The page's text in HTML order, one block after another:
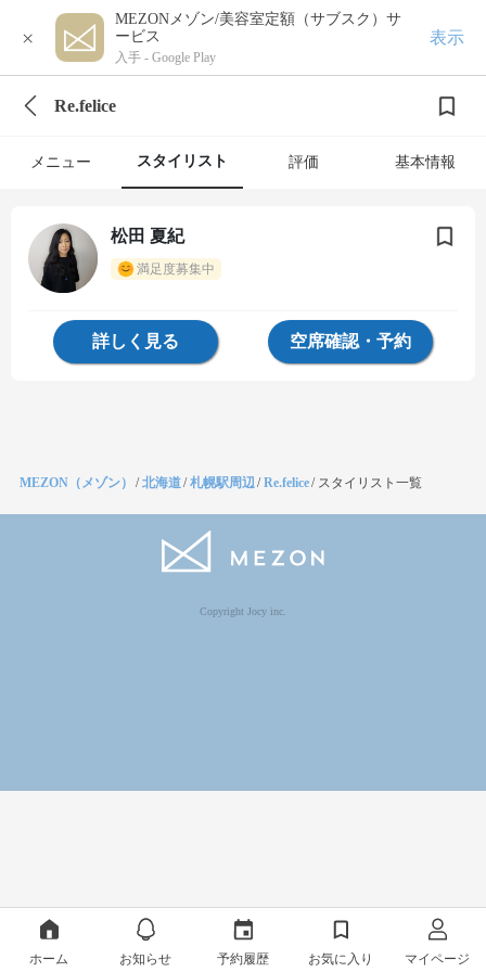
×
MEZONメゾン/美容室定額（サブスク）サ
ービス
入手 - Google Play
表示
Re.felice
メニュー スタイリスト 評価 基本情報
松田 夏紀
満足度募集中
詳しく見る 空席確認・予約
MEZON（メゾン） /北海道/札幌駅周辺/Re.felice/ スタイリスト一覧
Copyright Jocy inc.
ホーム お知らせ 予約履歴 お気に入り マイページ